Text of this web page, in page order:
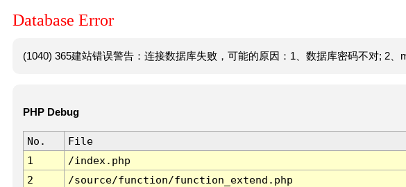
Database Error
(1040) 365建站错误警告：连接数据库失败，可能的原因：1、数据库密码不对; 2、
PHP Debug
No. File
1
/index.php
2
/source/function/function_extend.php